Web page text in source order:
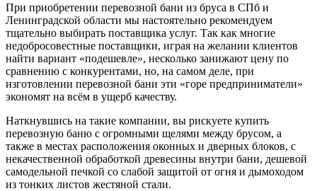
При приобретении перевозной бани из бруса в СПб и
Ленинградской области мы настоятельно рекомендуем
тщательно выбирать поставщика услуг. Так как многие
недобросовестные поставщики, играя на желании клиентов
найти вариант «подешевле», несколько занижают цену по
сравнению с конкурентами, но, на самом деле, при
изготовлении перевозной бани эти «горе предприниматели»
экономят на всём в ущерб качеству.
Наткнувшись на такие компании, вы рискуете купить
перевозную баню с огромными щелями между брусом, а
также в местах расположения оконных и дверных блоков, с
некачественной обработкой древесины внутри бани, дешевой
самодельной печкой со слабой защитой от огня и дымоходом
из тонких листов жестяной стали.